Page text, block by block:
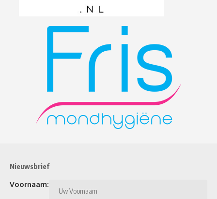
Nieuwsbrief
Voornaam: